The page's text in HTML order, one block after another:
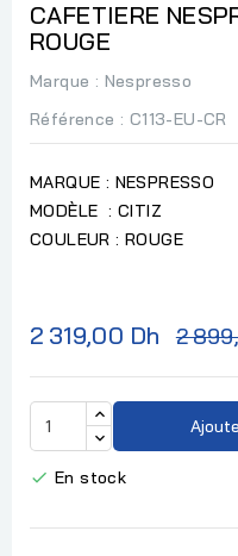
CAFETIERE
ROUGE
Marque : Nespresso
Référence : C113-EU-CR
MARQUE : NESPRESSO
MODÈLE : CITIZ
COULEUR : ROUGE
2 319,00 Dh 2
 En stock